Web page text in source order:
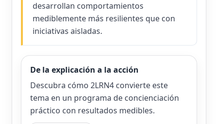
desarrollan comportamientos
mediblemente más resilientes que con
iniciativas aisladas.
De la explicación a la acción
Descubra cómo 2LRN4 convierte este
tema en un programa de concienciación
práctico con resultados medibles.